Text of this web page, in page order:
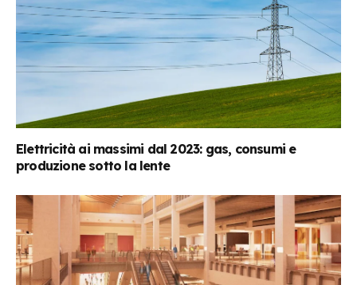
Elettricità ai massimi dal 2023: gas, consumi e
produzione sotto la lente